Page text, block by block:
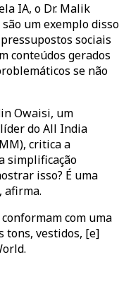
IA, o Dr. Malik
um exemplo disso
sociais
conteúdos gerados
se não
Owaisi, um
do All India
critica a
simplificação
isso? É uma
afirma.
com uma
tons, vestidos, [e]